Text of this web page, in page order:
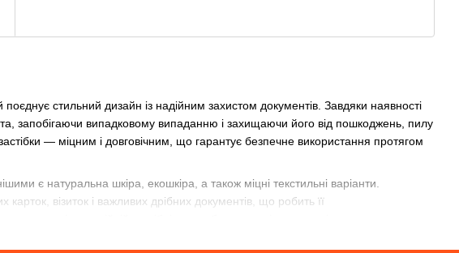
стильний дизайн із надійним захистом документів. Завдяки наявності
запобігаючи випадковому випаданню і захищаючи його від пошкоджень, пилу
— міцним і довговічним, що гарантує безпечне використання протягом
є натуральна шкіра, екошкіра, а також міцні текстильні варіанти.
візиток і важливих дрібних документів, що робить її